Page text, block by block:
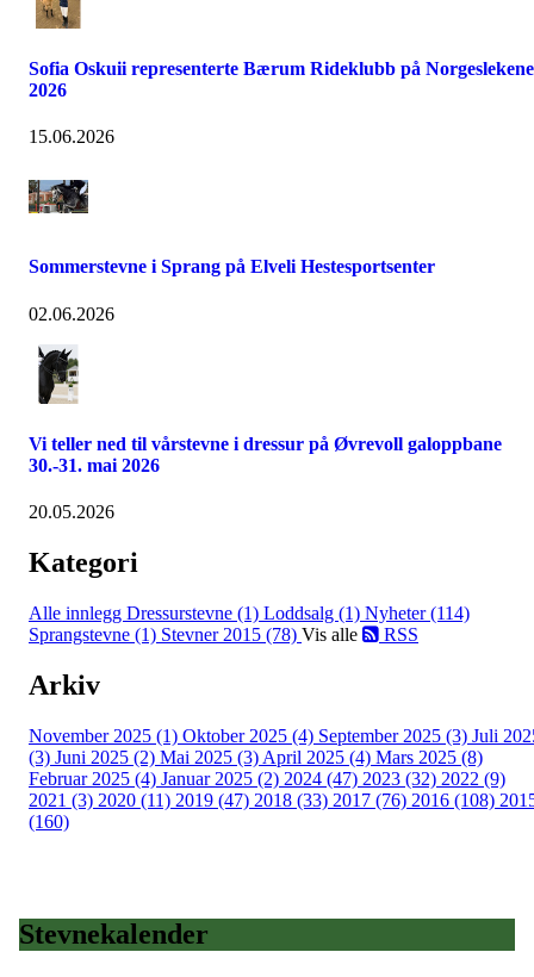
Sofia Oskuii representerte Bærum Rideklubb på Norgeslekene
2026
15.06.2026
Sommerstevne i Sprang på Elveli Hestesportsenter
02.06.2026
Vi teller ned til vårstevne i dressur på Øvrevoll galoppbane
30.-31. mai 2026
20.05.2026
Kategori
Alle innlegg Dressurstevne (1) Loddsalg (1) Nyheter (114)
Sprangstevne (1) Stevner 2015 (78) Vis alle RSS
Arkiv
November 2025 (1) Oktober 2025 (4) September 2025 (3) Juli
(3) Juni 2025 (2) Mai 2025 (3) April 2025 (4) Mars 2025 (8)
Februar 2025 (4) Januar 2025 (2) 2024 (47) 2023 (32) 2022 (9)
2021 (3) 2020 (11) 2019 (47) 2018 (33) 2017 (76) 2016 (108)
(160)
Stevnekalender